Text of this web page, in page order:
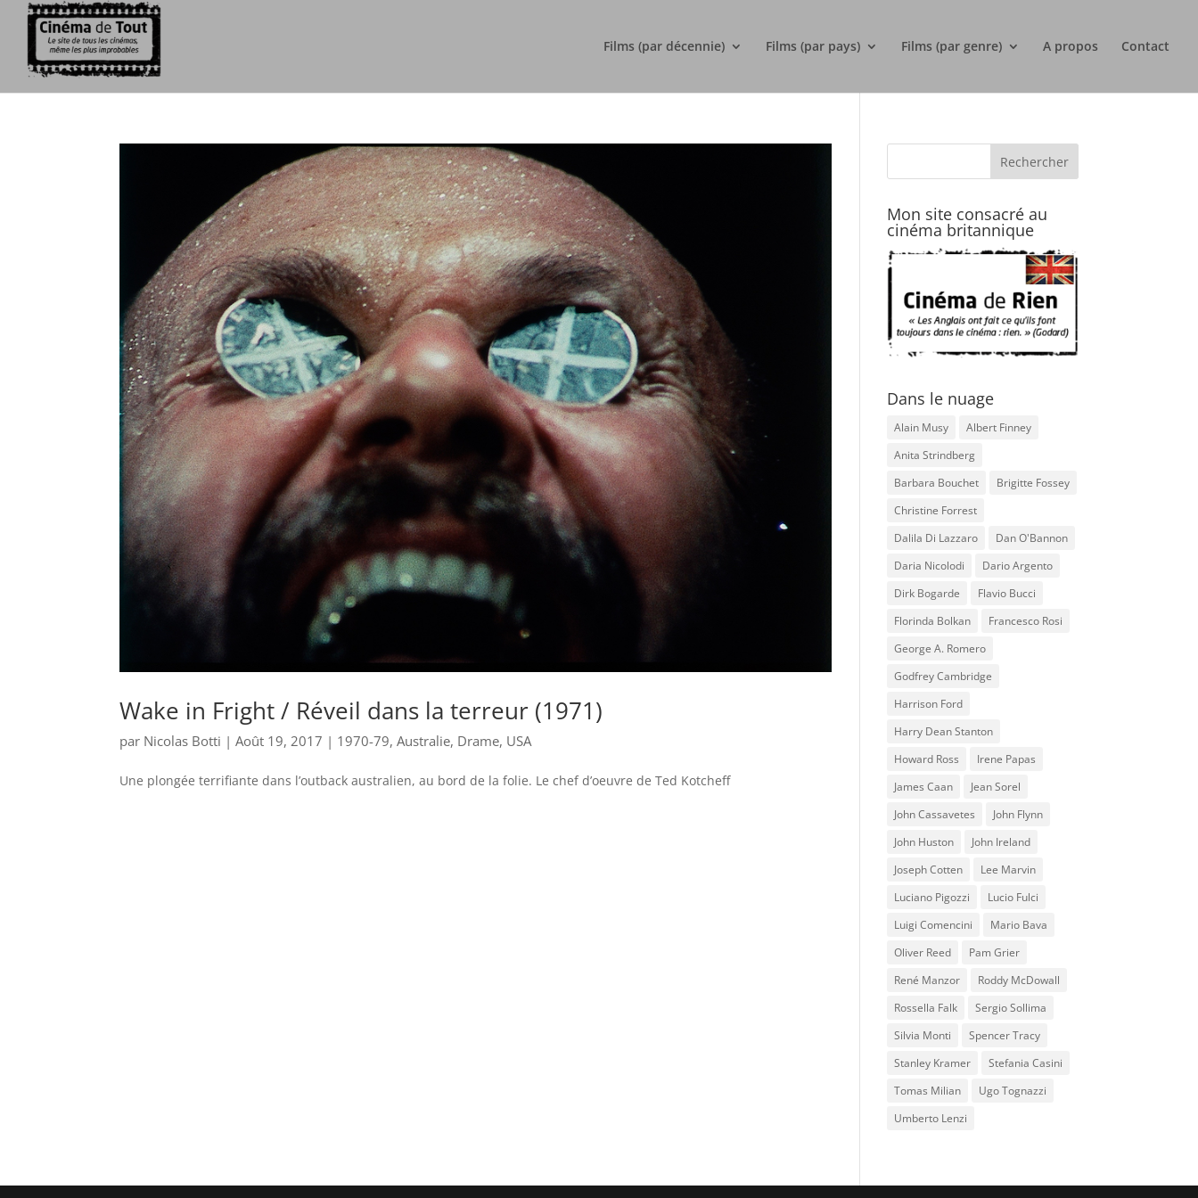
Films (par décennie) Films (par pays) Films (par genre) A propos Contact
Wake in Fright / Réveil dans la terreur (1971)
par Nicolas Botti |Août 19, 2017 | 1970-79,Australie, Drame, USA
Une plongée terrifiante dans l’outback australien, au bord de la folie. Le chef d’oeuvre de Ted Kotcheff
Mon site consacré au
cinéma britannique
Dans le nuage
Alain Musy
Albert Finney
Anita Strindberg
Barbara Bouchet
Brigitte Fossey
Christine Forrest
Dalila Di Lazzaro
Dan O'Bannon
Daria Nicolodi
Dario Argento
Dirk Bogarde
Flavio Bucci
Florinda Bolkan
Francesco Rosi
George A. Romero
Godfrey Cambridge
Harrison Ford
Harry Dean Stanton
Howard Ross
Irene Papas
James Caan
Jean Sorel
John Cassavetes
John Flynn
John Huston
John Ireland
Joseph Cotten
Lee Marvin
Luciano Pigozzi
Lucio Fulci
Luigi Comencini
Mario Bava
Oliver Reed
Pam Grier
René Manzor
Roddy McDowall
Rossella Falk
Sergio Sollima
Silvia Monti
Spencer Tracy
Stanley Kramer
Stefania Casini
Tomas Milian
Ugo Tognazzi
Umberto Lenzi